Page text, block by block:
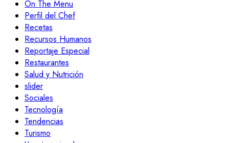
On The Menu
Perfil del Chef
Recetas
Recursos Humanos
Reportaje Especial
Restaurantes
Salud y Nutrición
slider
Sociales
Tecnología
Tendencias
Turismo